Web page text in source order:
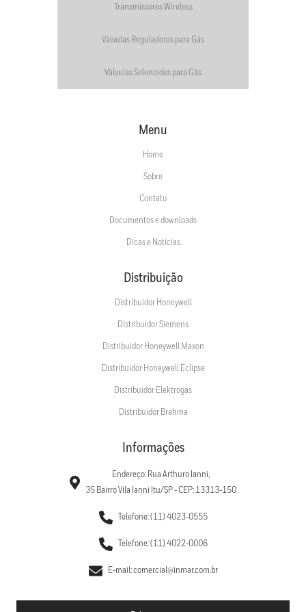
Transmissores Wireless
Válvulas Reguladoras para Gás
Válvulas Solenoides para Gás
Menu
Home
Sobre
Contato
Documentos e downloads
Dicas e Notícias
Distribuição
Distribuidor Honeywell
Distribuidor Siemens
Distribuidor Honeywell Maxon
Distribuidor Honeywell Eclipse
Distribuidor Elektrogas
Distribuidor Brahma
Informações
Endereço: Rua Arthuro Ianni,
35 Bairro Vila Ianni Itu/SP - CEP: 13313-150
Telefone: (11) 4023-0555
Telefone: (11) 4022-0006
E-mail: comercial@inmar.com.br